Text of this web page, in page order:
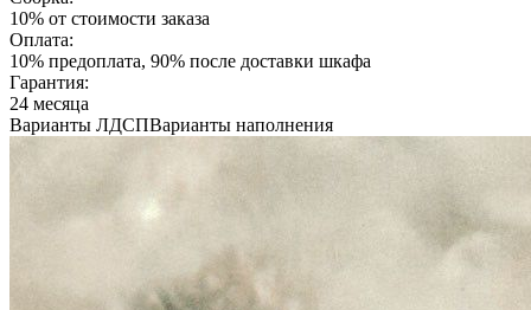
10% от стоимости заказа
Оплата:
10% предоплата, 90% после доставки шкафа
Гарантия:
24 месяца
Варианты ЛДСПВарианты наполнения